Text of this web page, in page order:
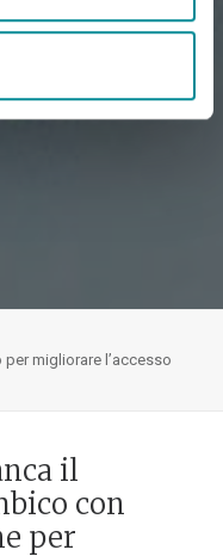
migliorare l’accesso
il
con
per